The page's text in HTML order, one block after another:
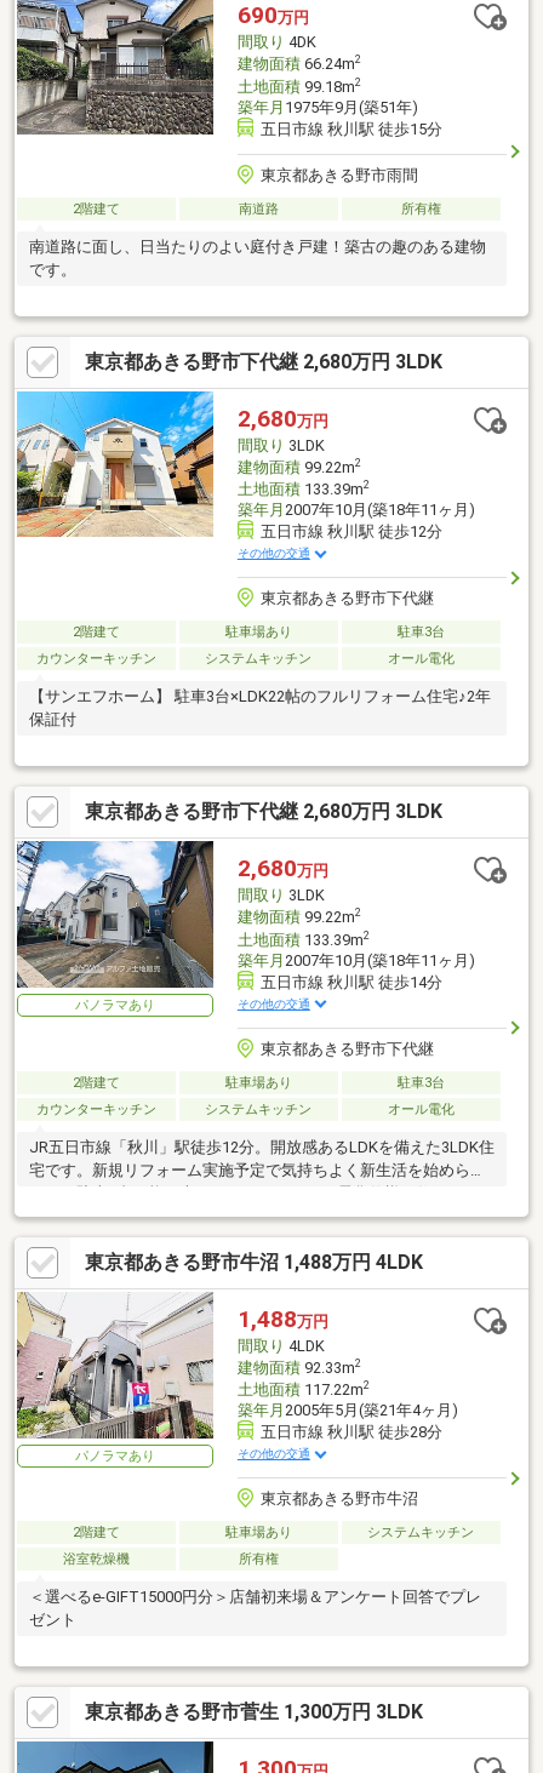
690万円
間取り 4DK
建物面積66.24m2
土地面積99.18m2
築年月 1975年9月(築51年)
五日市線 秋川駅 徒歩15分
東京都あきる野市雨間
2階建て 南道路 所有権
南道路に面し、日当たりのよい庭付き戸建！築古の趣のある建物
です。
東京都あきる野市下代継 2,680万円 3LDK
2,680万円
間取り 3LDK
建物面積99.22m2
土地面積133.39m2
築年月 2007年10月(築18年11ヶ月)
五日市線 秋川駅 徒歩12分
その他の交通
東京都あきる野市下代継
2階建て 駐車場あり
駐車3台
カウンターキッチン
システムキッチン オール電化
【サンエフホーム】 駐車3台×LDK22帖のフルリフォーム住宅♪2年
保証付
東京都あきる野市下代継 2,680万円 3LDK
パノラマあり
2,680万円
間取り 3LDK
建物面積99.22m2
土地面積133.39m2
築年月 2007年10月(築18年11ヶ月)
五日市線 秋川駅 徒歩14分
その他の交通
東京都あきる野市下代継
2階建て 駐車場あり
駐車3台
カウンターキッチン
システムキッチン オール電化
JR五日市線「秋川」駅徒歩12分。開放感あるLDKを備えた3LDK住
宅です。新規リフォーム実施予定で気持ちよく新生活を始められ
す。
東京都あきる野市牛沼 1,488万円 4LDK
パノラマあり
1,488万円
間取り 4LDK
建物面積92.33m2
土地面積117.22m2
築年月 2005年5月(築21年4ヶ月)
五日市線 秋川駅 徒歩28分
その他の交通
東京都あきる野市牛沼
2階建て 駐車場あり
システムキッチン
浴室乾燥機
所有権
＜選べるe-GIFT15000円分＞店舗初来場＆アンケート回答でプレ
ゼント
東京都あきる野市菅生 1,300万円 3LDK